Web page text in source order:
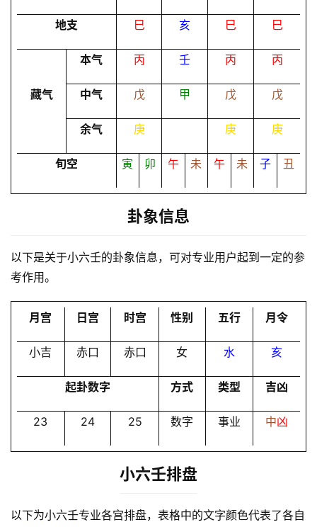
理
I
会
员
登录 注册
地支 巳 亥 巳 巳
本气 丙 壬 丙 丙
藏气 中气 戊 甲 戊 戊
余气 庚 庚 庚
旬空 寅 卯 午 未 午 未 子 丑
卦象信息
以下是关于小六壬的卦象信息，可对专业用户起到一定的参
考作用。
月宫 日宫 时宫 性别 五行 月令
小吉 赤口 赤口 女 水 亥
起卦数字 方式 类型 吉凶
23 24 25 数字 事业 中凶
小六壬排盘
以下为小六壬专业各宫排盘，表格中的文字颜色代表了各自